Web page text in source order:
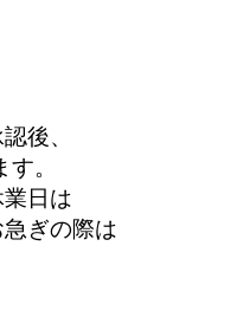
後、
。
日は
ぎの際は